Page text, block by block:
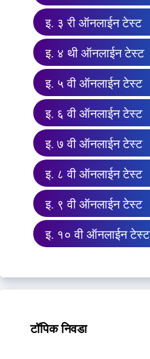
इ. ३ री ऑनलाईन टेस्ट
इ. ४ थी ऑनलाईन टेस्ट
इ. ५ वी ऑनलाईन टेस्ट
इ. ६ वी ऑनलाईन टेस्ट
इ. ७ वी ऑनलाईन टेस्ट
इ. ८ वी ऑनलाईन टेस्ट
इ. ९ वी ऑनलाईन टेस्ट
इ. १० वी ऑनलाईन टेस्ट
टॉपिक निवडा